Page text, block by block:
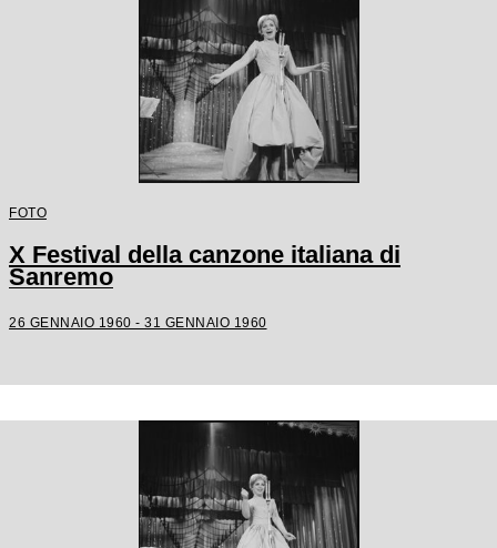
FOTO
X Festival della canzone italiana di
Sanremo
26 GENNAIO 1960 - 31 GENNAIO 1960